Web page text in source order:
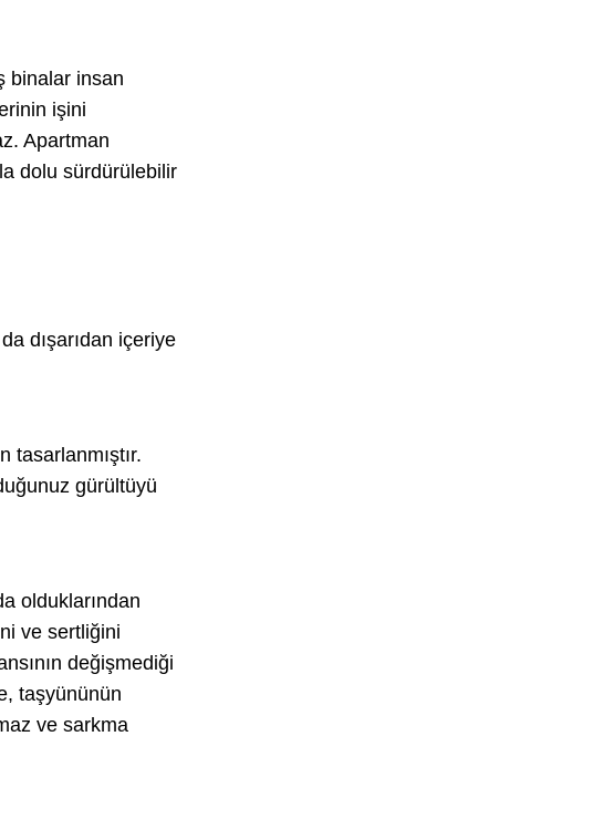
binalar insan
işini
Apartman
dolu sürdürülebilir
dışarıdan içeriye
tasarlanmıştır.
gürültüyü
olduklarından
ve sertliğini
değişmediği
taşyününün
ve sarkma